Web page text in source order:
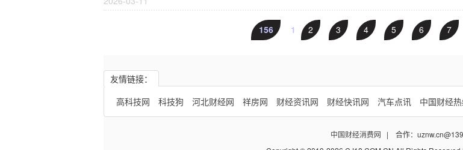
156 1 2 3 4 5 6 7
友情链接：
高科技网
科技狗 河北财经网 祥房网 财经资讯网 财经快讯网 汽车点讯 中国财经
中国财经消费网
| 合作：